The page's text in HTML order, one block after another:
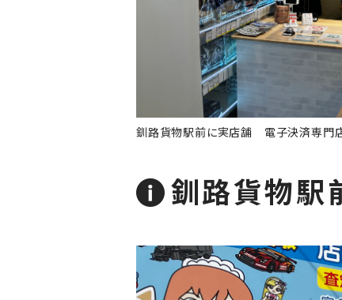
釧路貨物駅前に実店舗 電子決済専門
釧路貨物駅